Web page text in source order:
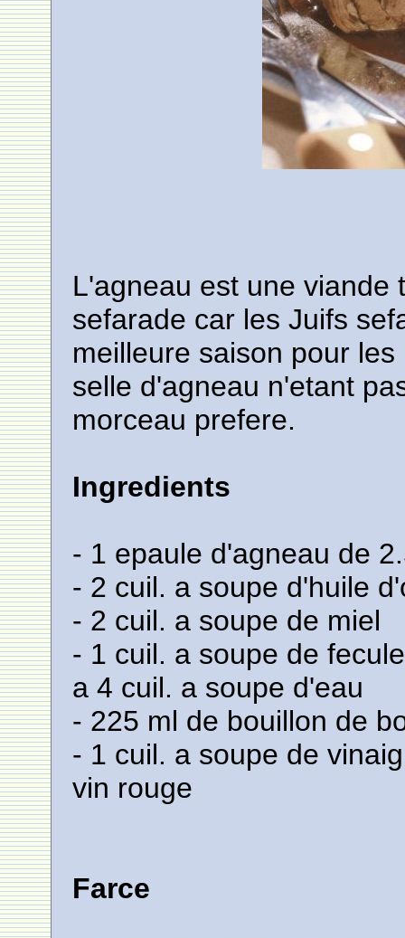
L'agneau est une viande
sefarade car les Juifs
meilleure saison pour
selle d'agneau n'etant
morceau prefere.
Ingredients
- 1 epaule d'agneau de
- 2 cuil. a soupe d'huile
- 2 cuil. a soupe de miel
- 1 cuil. a soupe de
a 4 cuil. a soupe d'eau
- 225 ml de bouillon de
- 1 cuil. a soupe de
vin rouge
Farce